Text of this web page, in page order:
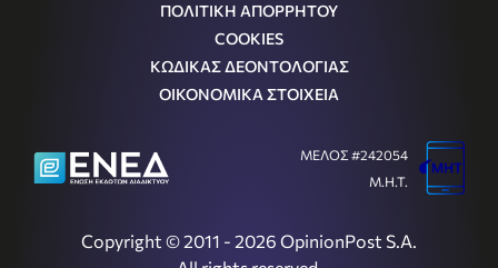
ΠΟΛΙΤΙΚΗ ΑΠΟΡΡΗΤΟΥ
COOKIES
ΚΩΔΙΚΑΣ ΔΕΟΝΤΟΛΟΓΙΑΣ
ΟΙΚΟΝΟΜΙΚΑ ΣΤΟΙΧΕΙΑ
Copyright © 2011 - 2026 OpinionPost S.A.
ΜΕΛΟΣ #242054
Μ.Η.Τ.